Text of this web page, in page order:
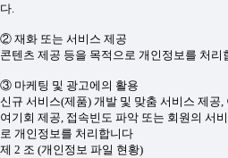
다.
② 재화 또는 서비스 제공
콘텐츠 제공 등을 목적으로 개인정보를 처리
③ 마케팅 및 광고에의 활용
신규 서비스(제품) 개발 및 맞춤 서비스 제공
여기회 제공, 접속빈도 파악 또는 회원의 서
로 개인정보를 처리합니다
제 2 조 (개인정보 파일 현황)